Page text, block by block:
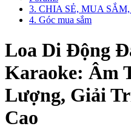
3. CHIA SẺ, MUA
4. Góc mua sắm
Loa Di Động
Karaoke: Âm
Lượng, Giải
Cao